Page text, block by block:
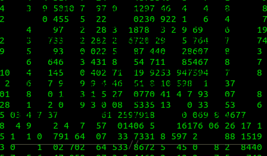
Декілька місяців пройшло з того моменту, як
оновилася наша «сфера». А це означає, що вже
можна безпечно оновлюватися до найсвіжішої
версії продукту, не хвилюючись, що він «сирий»
й ховає в собі деякі неприємні несподіванки. Ба
більше, в 8-му мажорному релізі змінилося
досить чимало, й усім віртуалізаторам кортить
протестувати ці зміни й нові фішки у всьому […]